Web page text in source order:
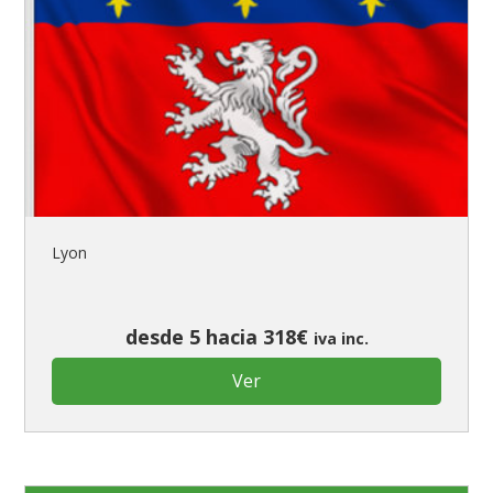
banderas para religiosas
Administraciones Públicas
Banderas para embajadas
banderas para parques
banderas para grupos musicales
Banderas para niños
Banderas para fiestas
Lyon
desde 5 hacia 318€ iva inc.
Ver